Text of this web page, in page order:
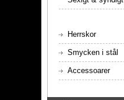
Herrskor
Smycken i stål
Accessoarer